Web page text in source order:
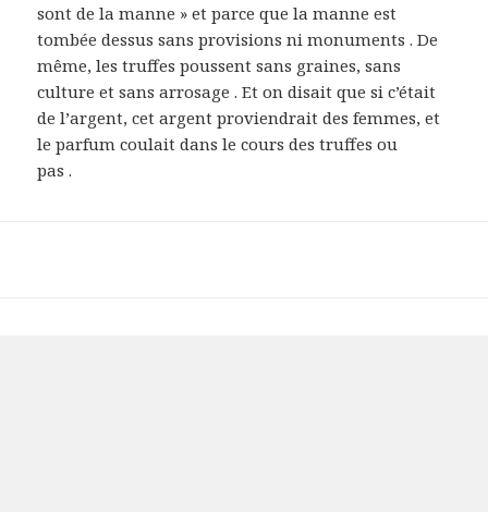
sont de la manne » et parce que la manne est
tombée dessus sans provisions ni monuments . De
même, les truffes poussent sans graines, sans
culture et sans arrosage . Et on disait que si c’était
de l’argent, cet argent proviendrait des femmes, et
le parfum coulait dans le cours des truffes ou
pas .